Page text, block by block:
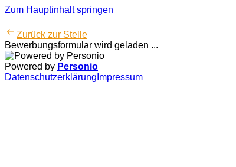
Zum Hauptinhalt springen
Zurück zur Stelle
Bewerbungsformular wird geladen ...
Powered by Personio
Datenschutzerklärung Impressum